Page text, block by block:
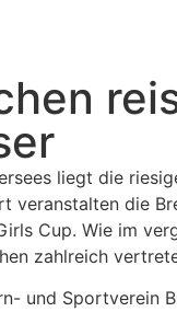
liegt die
veranstalten die
Cup. Wie im
zahlreich
und Sportverein